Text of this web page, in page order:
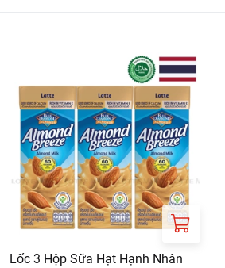
Lốc 3 Hộp Sữa Hạt Hạnh Nhân